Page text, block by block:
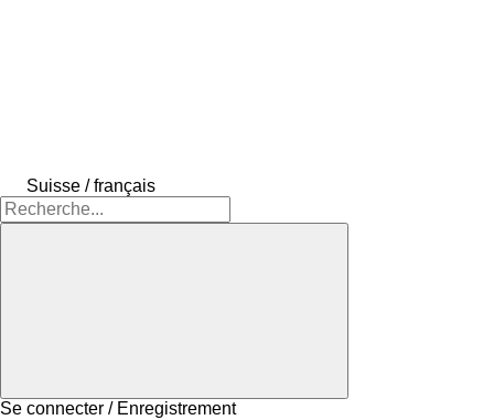
Suisse / français
Se connecter / Enregistrement